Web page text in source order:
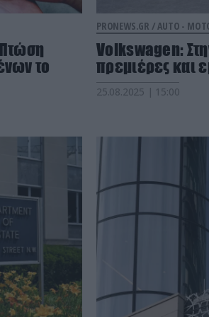
Πτώση
το
PRONEWS.GR /AUTO -
Volkswagen:
πρεμιέρες και
25.08.2025 | 15:00